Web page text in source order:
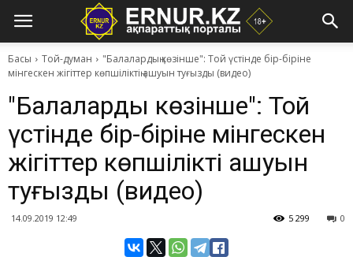
Басы Той-думан
"Балалардың көзінше": Той үстінде бір-біріне
мінгескен жігіттер көпшіліктің ашуын туғызды (видео)
"Балалардың көзінше": Той
үстінде бір-біріне мінгескен
жігіттер көпшіліктің ашуын
туғызды (видео)
14.09.2019 12:49 0
5 299